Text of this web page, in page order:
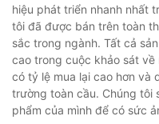
hiệu phát triển nhanh nhất
tôi đã được bán trên toàn
sắc trong ngành. Tất cả
cao trong cuộc khảo sát về
có tỷ lệ mua lại cao hơn và
trường toàn cầu. Chúng tôi
phẩm của mình để có sức